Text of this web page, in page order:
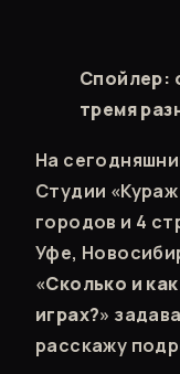
Спойлер:
тремя
На
Студии
городов и 4
Уфе,
«Сколько и
играх?»
расскажу